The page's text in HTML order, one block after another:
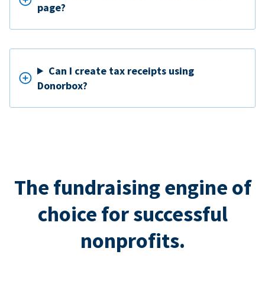
page?
Can I create tax receipts using
Donorbox?
The fundraising engine of
choice for successful
nonprofits.